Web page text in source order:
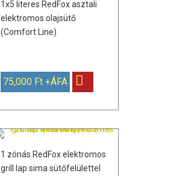
1x5 literes RedFox asztali
elektromos olajsütő
(Comfort Line)
75,000 Ft +ÁFA
1 zónás RedFox elektromos
grill lap sima sütőfelülettel